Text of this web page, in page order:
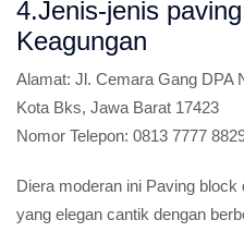
4.Jenis-jenis
Keagungan
Alamat: Jl. Cemara Gang DPA
Kota Bks, Jawa Barat 17423
Nomor Telepon: 0813 7777
Diera moderan ini Paving
yang elegan cantik dengan